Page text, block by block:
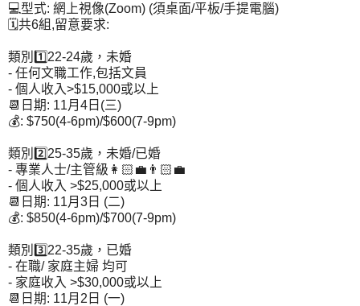
💻型式: 網上視像(Zoom) (須桌面/平板/手提電腦)
🗓️共6組,留意要求:
類別1️⃣22-24歲，未婚
- 任何文職工作,包括文員
- 個人收入>$15,000或以上
📆日期: 11月4日(三)
💰: $750(4-6pm)/$600(7-9pm)
類別2️⃣25-35歲，未婚/已婚
- 專業人士/主管級👩🏻‍💼👨🏻‍💼
- 個人收入 >$25,000或以上
📆日期: 11月3日 (二)
💰: $850(4-6pm)/$700(7-9pm)
類別3️⃣22-35歲，已婚
- 在職/ 家庭主婦 均可
- 家庭收入 >$30,000或以上
📆日期: 11月2日 (一)